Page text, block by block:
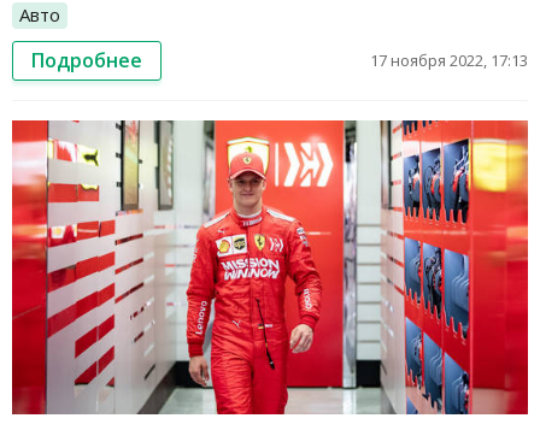
Авто
Подробнее 17 ноября 2022, 17:13